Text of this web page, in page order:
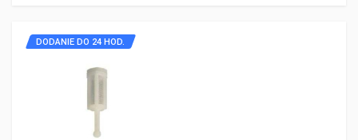
DODANIE DO 24 HOD.